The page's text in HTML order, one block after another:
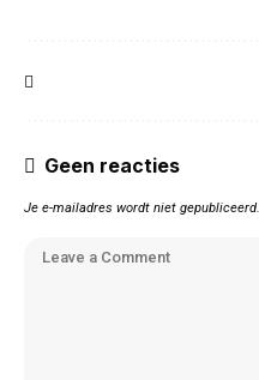
Geen reacties
Je e-mailadres wordt niet gepubliceerd.